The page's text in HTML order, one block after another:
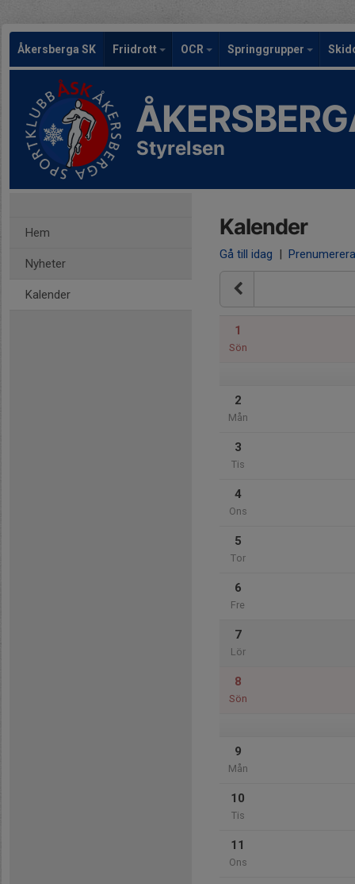
Åkersberga SK Friidrott OCR Springgrupper
Styrelsen
Hem
Nyheter
Kalender
Kalender
Gå till idag | Prenumerera
1
Sön
2
Mån
3
Tis
4
Ons
5
Tor
6
Fre
7
Lör
8
Sön
9
Mån
10
Tis
11
Ons